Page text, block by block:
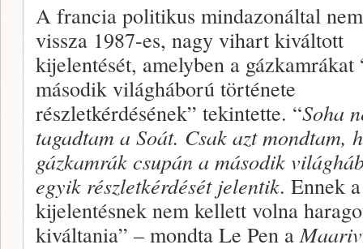
A francia politikus mindazonáltal
vissza 1987-es, nagy vihart kiváltott
kijelentését, amelyben a gázkamrákat
második világháború története
részletkérdésének” tekintette. “Soha
tagadtam a Soát. Csak azt mondtam,
gázkamrák csupán a második
egyik részletkérdését jelentik. Ennek a
kijelentésnek nem kellett volna
kiváltania” – mondta Le Pen aMaariv